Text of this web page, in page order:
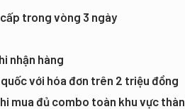
trong vòng 3 ngày
nhận hàng
với hóa đơn trên 2 triệu đồng
mua đủ combo toàn khu vực